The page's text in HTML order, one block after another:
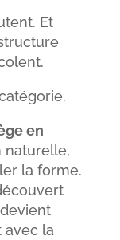
Et
en
naturelle,
la forme.
avec la